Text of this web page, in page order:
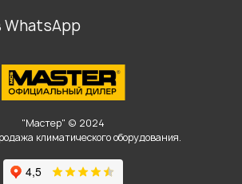
WhatsApp
"Мастер" © 2024
климатического оборудования.